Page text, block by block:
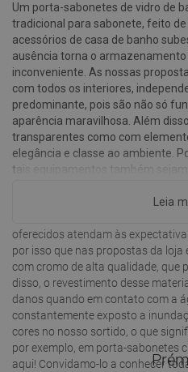
Um porta-sabonetes de vidro de
tradicional para sabonete, feito
acessórios de casa de banho
ausência torna o
inconveniente. As nossas
com todos os interiores,
predominante, pois são não só
aparência maravilhosa. Além
transparentes como com
elegância e classe ao ambiente.
tais equipamentos também
oferecidos atendam às
por isso que nas propostas da
com cromo de alta qualidade, que
disso, o revestimento desse
danos quando em contato com a
constantemente exposto a
cores no nosso sortido, o que
por exemplo, em porta-sabonetes
aqui! Convidamo-lo a conhecer
Leia